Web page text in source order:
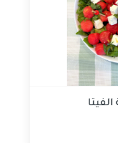
سلطة البطيخ